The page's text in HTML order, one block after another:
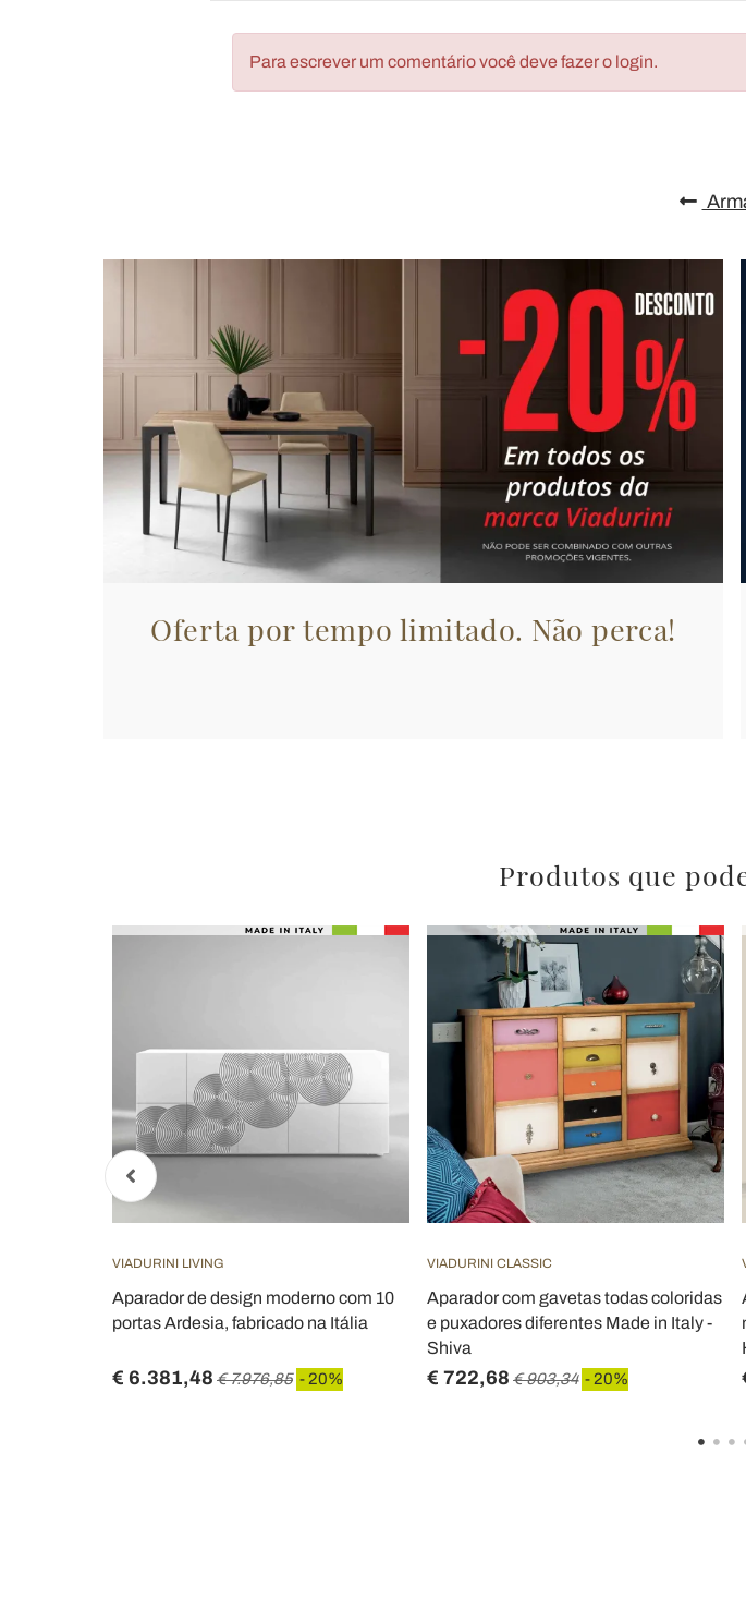
Para escrever um comentário você deve fazer o login.
Oferta por tempo limitado. Não perca!
Produtos que
VIADURINI LIVING
Aparador de design moderno com 10
portas Ardesia, fabricado na Itália
€ 6.381,48 € 7.976,85 - 20%
VIADURINI CLASSIC
Aparador com gavetas todas coloridas
e puxadores diferentes Made in Italy -
Shiva
€ 722,68 € 903,34 - 20%